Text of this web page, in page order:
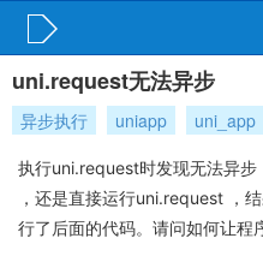
uni.request无法异步
异步执行 uniapp uni_app
执行uni.request时发现无法异
，还是直接运行uni.request ，
行了后面的代码。请问如何让